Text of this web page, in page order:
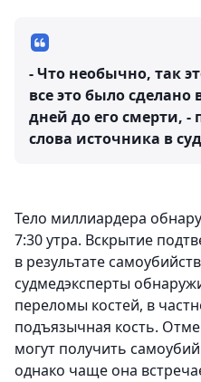
- Что необычно, так
все это было сделано
дней до его смерти,
слова источника в
Тело миллиардера
7:30 утра. Вскрытие
в результате
судмедэксперты
переломы костей, в
подъязычная кость.
могут получить
однако чаще она